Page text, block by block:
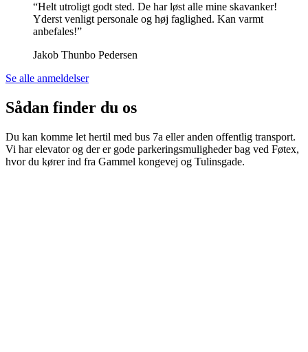
“Helt utroligt godt sted. De har løst alle mine skavanker!
Yderst venligt personale og høj faglighed. Kan varmt
anbefales!”
Jakob Thunbo Pedersen
Se alle anmeldelser
Sådan finder du os
Du kan komme let hertil med bus 7a eller anden offentlig transport.
Vi har elevator og der er gode parkeringsmuligheder bag ved Føtex,
hvor du kører ind fra Gammel kongevej og Tulinsgade.